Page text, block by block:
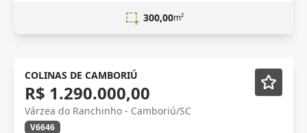
300,00m²
Lançamento
COLINAS DE CAMBORIÚ
R$ 1.290.000,00
Várzea do Ranchinho - Camboriú/SC
V6646